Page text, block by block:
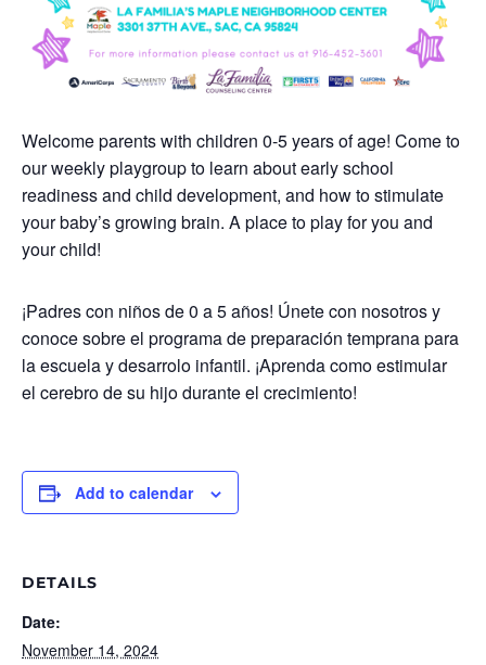
Welcome parents with children 0-5 years of age! Come to
our weekly playgroup to learn about early school
readiness and child development, and how to stimulate
your baby’s growing brain. A place to play for you and
your child!
¡Padres con niños de 0 a 5 años! Únete con nosotros y
conoce sobre el programa de preparación temprana para
la escuela y desarrolo infantil. ¡Aprenda como estimular
el cerebro de su hijo durante el crecimiento!
Add to calendar
DETAILS
Date:
November 14, 2024